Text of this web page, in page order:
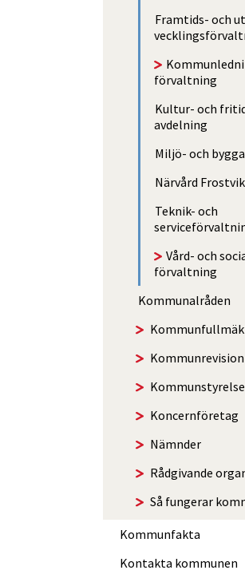
Framtids- och
förvaltning
Kultur- och
avdelning
Miljö- och
Närvård
Teknik- och
Vård- och
förvaltning
Kommunal­råden
Kommun­revision
Koncernföretag
Nämnder
Rådgivande
Så fungerar
Kommunfakta
Kontakta kommunen